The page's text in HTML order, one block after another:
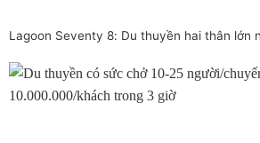
Lagoon Seventy 8: Du thuyền hai thân lớn